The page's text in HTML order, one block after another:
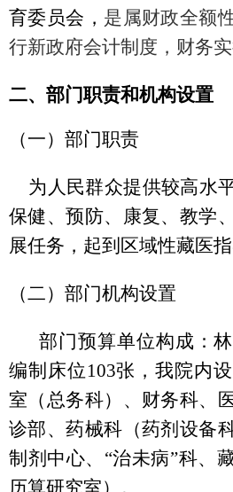
育委员会， 是属财政全额
行新政府会计制度，财务实
二、部门职责和机构设置
（一）部门职责
为人民群众提供较高水
保健、预防、康复、教学
展任务，起到区域性藏医指
（二）部门机构设置
部门预算单位构成：
编制床位 103张，我院内
室（总务科）、财务科、
诊部、药械科（药剂设备
制剂中心、“治未病”科、
历算研究室）。